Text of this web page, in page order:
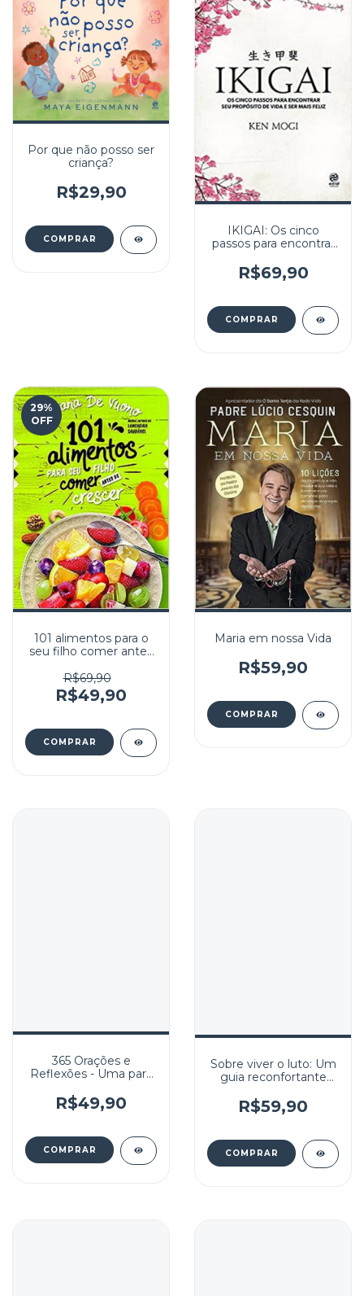
Por que não posso ser
criança?
R$29,90
IKIGAI: Os cinco
passos para encontrar
e ser mais feliz
R$69,90
29%
OFF
101 alimentos para o
seu filho comer antes
R$69,90
R$49,90
Maria em nossa Vida
R$59,90
365 Orações e
Reflexões - Uma para
R$49,90
Sobre viver o luto: Um
guia reconfortante
após dia depois de
uma perda
R$59,90